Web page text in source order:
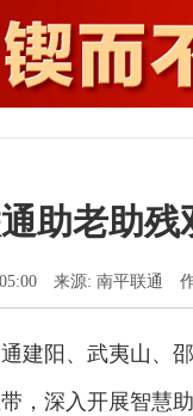
助老助
来源: 南平联通 作
建阳、武夷山、
，深入开展智慧